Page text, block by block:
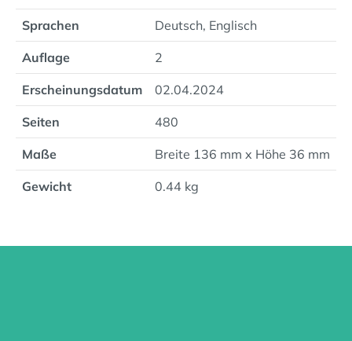
Sprachen Deutsch, Englisch
Auflage 2
Erscheinungsdatum 02.04.2024
Seiten 480
Maße Breite 136 mm x Höhe 36 mm
Gewicht 0.44 kg